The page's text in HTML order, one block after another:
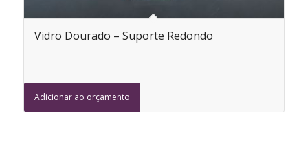
Vidro Dourado – Suporte Redondo
Adicionar ao orçamento